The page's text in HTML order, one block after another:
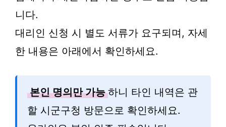
니다.
대리인 신청 시 별도 서류가 요구되며, 자세
한 내용은 아래에서 확인하세요.
본인 명의만 가능 하니 타인 내역은 관
할 시군구청 방문으로 확인하세요.